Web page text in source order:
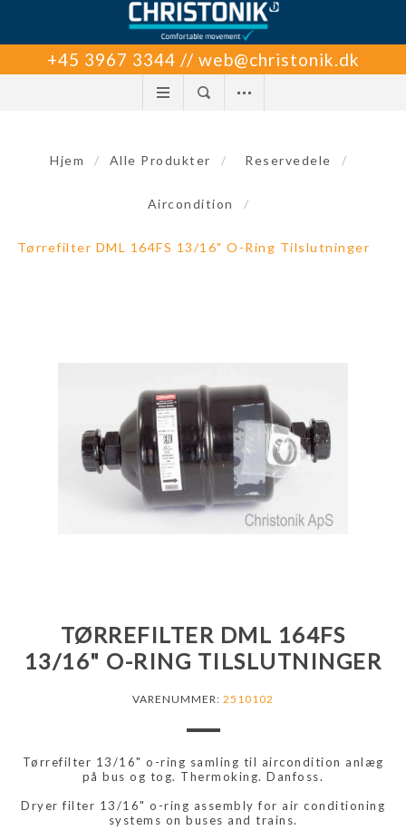
+45 3967 3344 // web@christonik.dk
Hjem / Alle Produkter / Reservedele /
Aircondition /
Tørrefilter DML 164FS 13/16" O-Ring Tilslutninger
TØRREFILTER DML 164FS
13/16" O-RING TILSLUTNINGER
VARENUMMER: 2510102
Tørrefilter 13/16" o-ring samling til aircondition anlæg
på bus og tog. Thermoking. Danfoss.
Dryer filter 13/16" o-ring assembly for air conditioning
systems on buses and trains.